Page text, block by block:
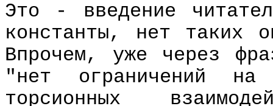
Это - введение
константы, нет таких
Впрочем, уже через
"нет ограничений на
торсионных